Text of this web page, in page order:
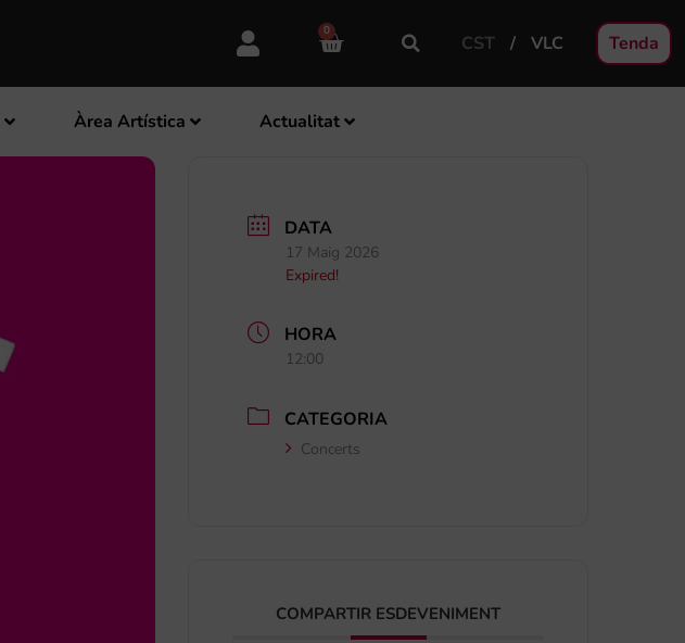
0
CST VLC Tenda
Àrea Artística Actualitat
DATA
17 Maig 2026
Expired!
HORA
12:00
CATEGORIA
Concerts
COMPARTIR ESDEVENIMENT